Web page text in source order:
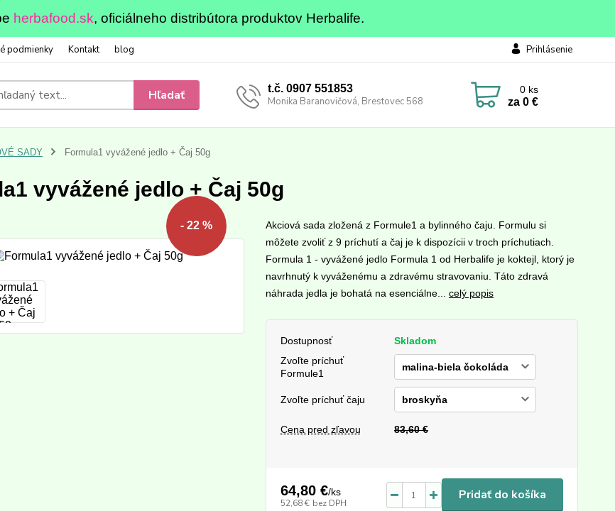
herbafood.sk, oficiálneho distribútora produktov Herbalife.
podmienky Kontakt blog Prihlásenie
Hľadať t.č. 0907 551853
Monika Baranovičová, Brestovec 568
0 ks
za 0 €
SADY Formula1 vyvážené jedlo + Čaj 50g
vyvážené jedlo + Čaj 50g
- 22 %
Akciová sada zložená z Formule1 a bylinného čaju. Formulu si
môžete zvoliť z 9 príchutí a čaj je k dispozícii v troch príchutiach.
Formula 1 - vyvážené jedlo Formula 1 od Herbalife je koktejl, ktorý je
navrhnutý k vyváženému a zdravému stravovaniu. Táto zdravá
náhrada jedla je bohatá na esenciálne... celý popis
Dostupnosť
Skladom
Zvoľte príchuť
Formule1
Zvoľte príchuť čaju
Cena pred zľavou 83,60 €
64,80 €/ks
52,68 € bez DPH
Pridať do košíka